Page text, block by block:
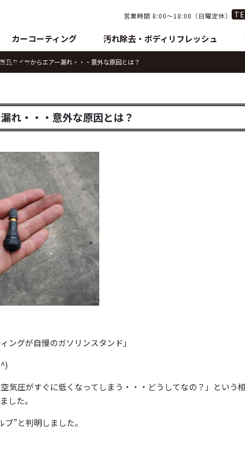
営業時間 8:00〜18:00（日曜定休）
カーコーティング 汚れ除去・ボディリフレッシュ
社案内
新品タイヤからエアー漏れ・・・意外な原因とは？
れ・・・意外な原因とは？
ングが自慢のガソリンスタンド」
気圧がすぐに低くなってしまう・・・どうしてなの？」という
した。
”と判明しました。